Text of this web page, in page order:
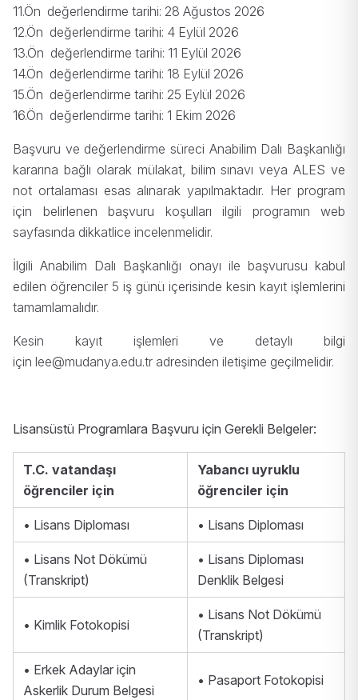
11.Ön değerlendirme tarihi: 28 Ağustos 2026
12.Ön değerlendirme tarihi: 4 Eylül 2026
13.Ön değerlendirme tarihi: 11 Eylül 2026
14.Ön değerlendirme tarihi: 18 Eylül 2026
15.Ön değerlendirme tarihi: 25 Eylül 2026
16.Ön değerlendirme tarihi: 1 Ekim 2026
Başvuru ve değerlendirme süreci Anabilim Dalı Başkanlığı
kararına bağlı olarak mülakat, bilim sınavı veya ALES ve
not ortalaması esas alınarak yapılmaktadır. Her program
için belirlenen başvuru koşulları ilgili programın web
sayfasında dikkatlice incelenmelidir.
İlgili Anabilim Dalı Başkanlığı onayı ile başvurusu kabul
edilen öğrenciler 5 iş günü içerisinde kesin kayıt işlemlerini
tamamlamalıdır.
Kesin kayıt işlemleri ve detaylı bilgi
için lee@mudanya.edu.tr adresinden iletişime geçilmelidir.
Lisansüstü Programlara Başvuru için Gerekli Belgeler:
T.C. vatandaşı
öğrenciler için
Yabancı uyruklu
öğrenciler için
• Lisans Diploması • Lisans Diploması
• Lisans Not Dökümü
(Transkript)
• Lisans Diploması
Denklik Belgesi
• Kimlik Fotokopisi
• Lisans Not Dökümü
(Transkript)
• Erkek Adaylar için
Askerlik Durum Belgesi
• Pasaport Fotokopisi